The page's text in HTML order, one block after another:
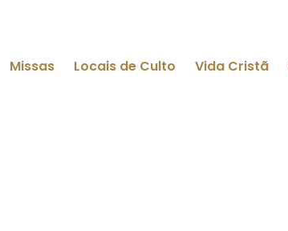
Missas Locais de Culto Vida Cristã